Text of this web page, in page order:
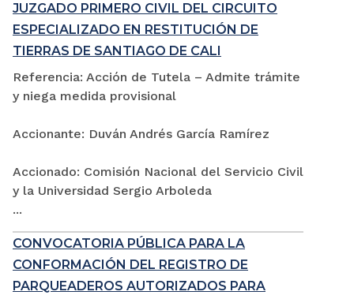
JUZGADO PRIMERO CIVIL DEL CIRCUITO
ESPECIALIZADO EN RESTITUCIÓN DE
TIERRAS DE SANTIAGO DE CALI
Referencia: Acción de Tutela – Admite trámite
y niega medida provisional
Accionante: Duván Andrés García Ramírez
Accionado: Comisión Nacional del Servicio Civil
y la Universidad Sergio Arboleda
...
CONVOCATORIA PÚBLICA PARA LA
CONFORMACIÓN DEL REGISTRO DE
PARQUEADEROS AUTORIZADOS PARA